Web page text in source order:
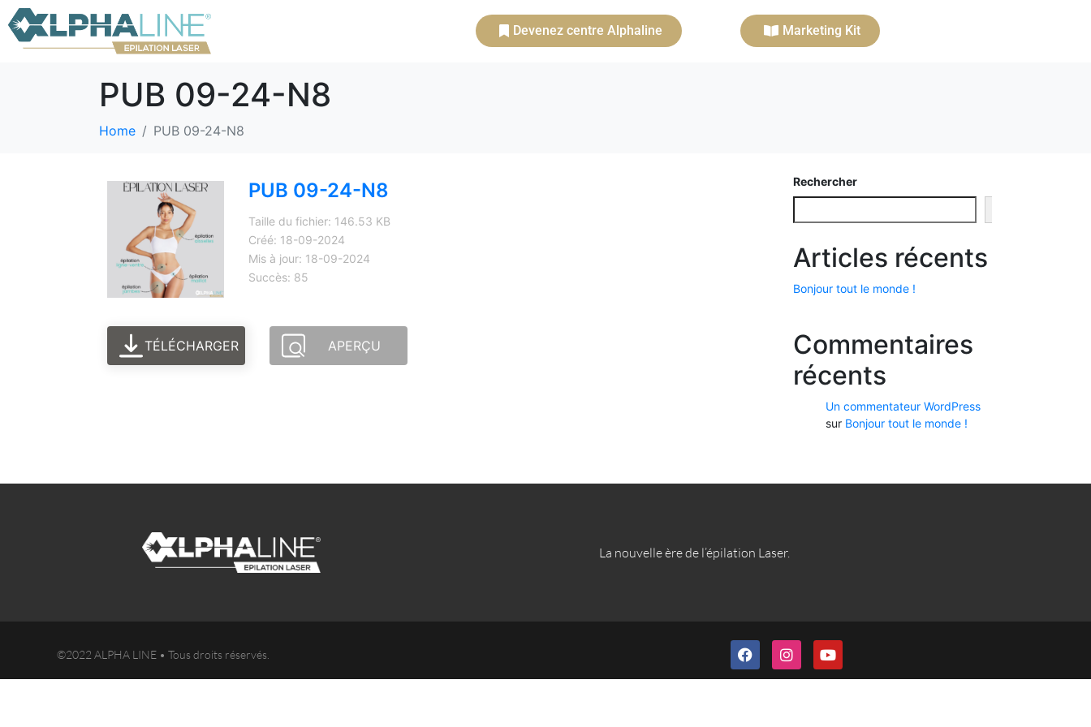
Devenez centre Alphaline Marketing Kit
PUB 09-24-N8
Home PUB 09-24-N8
PUB 09-24-N8
Taille du fichier: 146.53 KB
Créé: 18-09-2024
Mis à jour: 18-09-2024
Succès: 85
TÉLÉCHARGER APERÇU
Rechercher
Articles récents
Bonjour tout le monde !
Commentaires
récents
Un commentateur WordPress
sur Bonjour tout le monde !
La nouvelle ère de l’épilation Laser.
©2022 ALPHA LINE • Tous droits réservés.